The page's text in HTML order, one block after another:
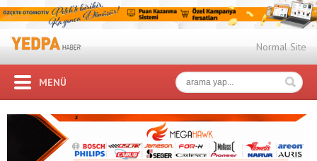
Normal Site
MENÜ